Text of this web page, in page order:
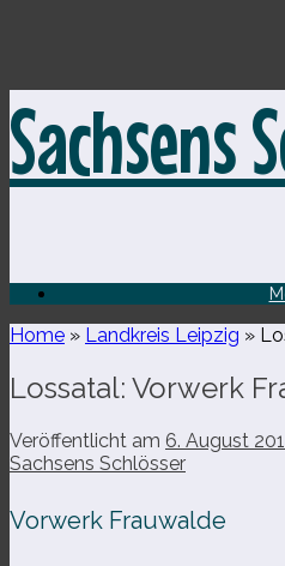
Inhalt
springen
Sachsens
Home » Landkreis Leipzig »
Lossatal: Vorwerk
Veröffentlicht am 6. August
Sachsens Schlösser
Vorwerk Frauwalde